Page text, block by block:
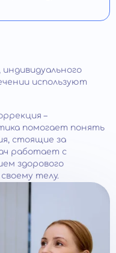
индивидуального
используют
–
помогает понять
стоящие за
работает с
здорового
телу.